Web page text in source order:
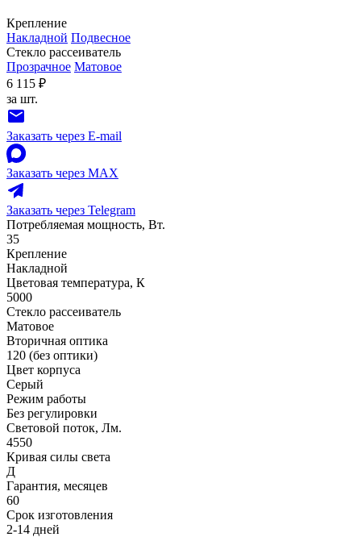
Крепление
Накладной Подвесное
Стекло рассеиватель
Прозрачное Матовое
6 115 ₽
за шт.
Заказать через E-mail
Заказать через MAX
Заказать через Telegram
Потребляемая мощность, Вт.
35
Крепление
Накладной
Цветовая температура, К
5000
Стекло рассеиватель
Матовое
Вторичная оптика
120 (без оптики)
Цвет корпуса
Серый
Режим работы
Без регулировки
Световой поток, Лм.
4550
Кривая силы света
Д
Гарантия, месяцев
60
Срок изготовления
2-14 дней